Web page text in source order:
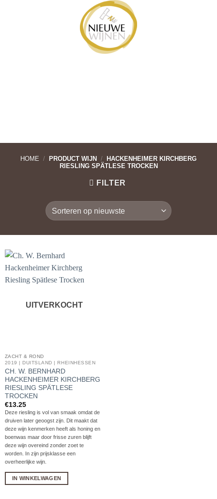
HOME / PRODUCT WIJN /
HACKENHEIMER KIRCHBERG
RIESLING SPÄTLESE TROCKEN
FILTER
UITVERKOCHT
ZACHT & ROND
2019 | DUITSLAND | RHEINHESSEN
CH. W. BERNHARD
HACKENHEIMER KIRCHBERG
RIESLING SPÄTLESE
TROCKEN
€13.25
Deze riesling is vol van smaak omdat de
druiven later geoogst zijn. Dit maakt dat
deze wijn kenmerken heeft als honing en
boenwas maar door frisse zuren blijft
deze wijn overeind zonder zoet te
worden. In zijn prijsklasse een
overheerlijke wijn.
IN WINKELWAGEN